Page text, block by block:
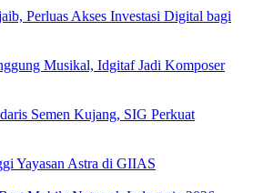
Perluas Akses Investasi Digital bagi
Musikal, Idgitaf Jadi Komposer
Semen Kujang, SIG Perkuat
Yayasan Astra di GIIAS